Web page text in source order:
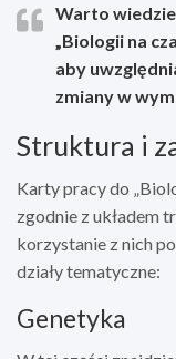
Warto
„Biologii na
aby
zmiany w
Struktura i
Karty pracy do
zgodnie z układem
korzystanie z nich
działy tematyczne:
Genetyka